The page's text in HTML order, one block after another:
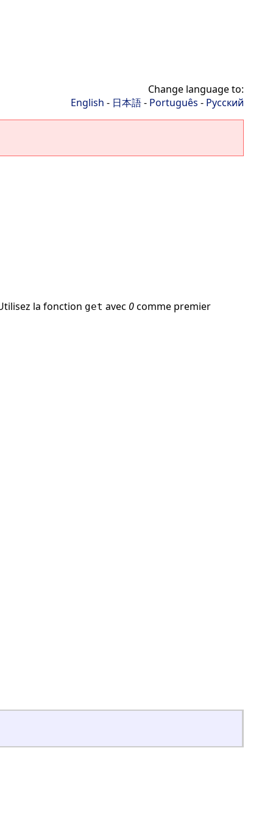
Change language to:
English - 日本語- Português - Русский
la fonction get avec 0comme premier